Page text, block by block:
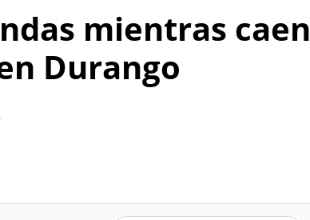
mientras caen
Durango